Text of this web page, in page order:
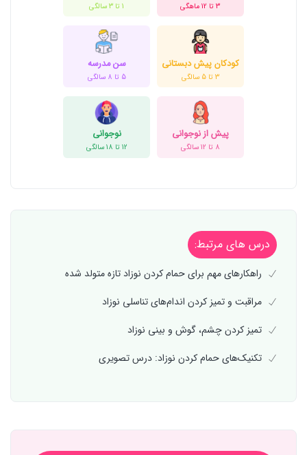
3 تا 12 ماهگی 1 تا 3 سالگی
کودکان پیش دبستانی
3 تا 5 سالگی
سن مدرسه
5 تا 8 سالگی
پیش از نوجوانی
8 تا 12 سالگی
نوجوانی
12 تا 18 سالگی
درس های مرتبط:
راهکارهای مهم برای حمام کردن نوزاد تازه متولد شده
مراقبت و تمیز کردن اندام‌های تناسلی نوزاد
تمیز کردن چشم‌، گوش‌ و بینی‌ نوزاد
تکنیک‌های حمام کردن نوزاد: درس تصویری